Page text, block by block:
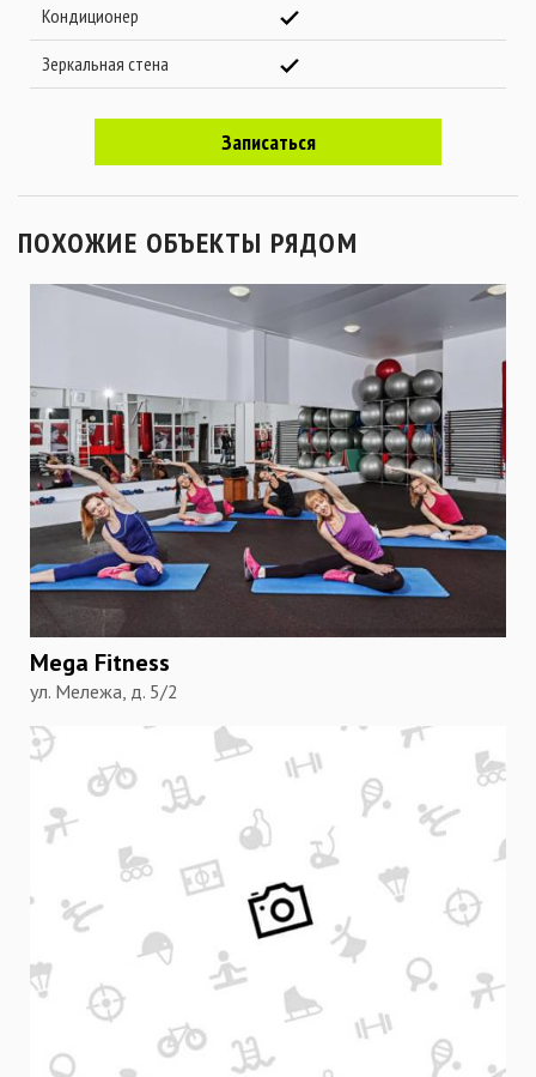
Кондиционер
Зеркальная стена
Записаться
ПОХОЖИЕ ОБЪЕКТЫ РЯДОМ
Mega Fitness
ул. Мележа, д. 5/2